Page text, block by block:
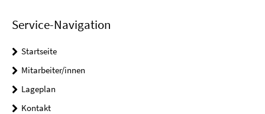
Service-Navigation
Startseite
Mitarbeiter/innen
Lageplan
Kontakt